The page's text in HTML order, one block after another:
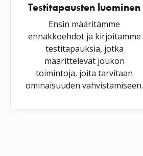
Testitapausten luominen
Ensin määritämme
ennakkoehdot ja kirjoitamme
testitapauksia, jotka
määrittelevät joukon
toimintoja, joita tarvitaan
ominaisuuden vahvistamiseen.